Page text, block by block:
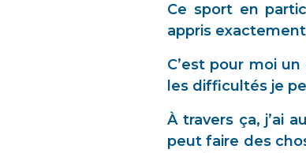
Ce sport en
appris
C’est pour moi
les difficultés je
À travers ça, j’ai
peut faire des